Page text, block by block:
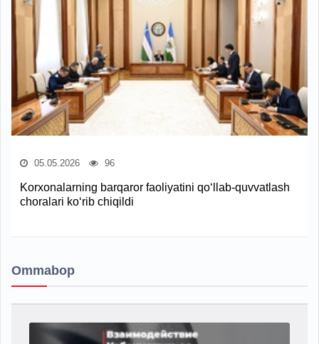
05.05.2026 96
Korxonalarning barqaror faoliyatini qo‘llab-quvvatlash
choralari ko‘rib chiqildi
Ommabop